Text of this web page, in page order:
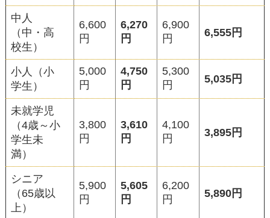
中人
（中・高
校生）
6,600
円
6,270
円
6,900
円
6,555円
小人（小
学生）
5,000
円
4,750
円
5,300
円
5,035円
未就学児
（4歳～小
学生未
満）
3,800
円
3,610
円
4,100
円
3,895円
シニア
（65歳以
上）
5,900
円
5,605
円
6,200
円
5,890円